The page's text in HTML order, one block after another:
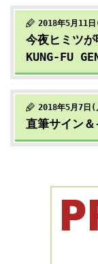
2018年5月11
今夜ヒミツ
KUNG-FU
2018年5月7日
直筆サイン＆